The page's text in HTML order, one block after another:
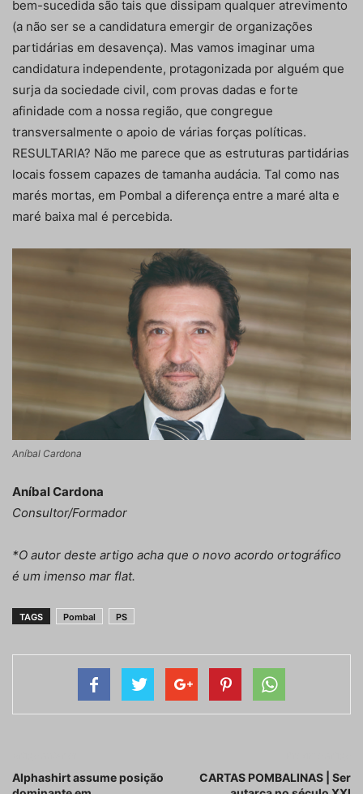
bem-sucedida são tais que dissipam qualquer atrevimento
(a não ser se a candidatura emergir de organizações
partidárias em desavença). Mas vamos imaginar uma
candidatura independente, protagonizada por alguém que
surja da sociedade civil, com provas dadas e forte
afinidade com a nossa região, que congregue
transversalmente o apoio de várias forças políticas.
RESULTARIA? Não me parece que as estruturas partidárias
locais fossem capazes de tamanha audácia. Tal como nas
marés mortas, em Pombal a diferença entre a maré alta e
maré baixa mal é percebida.
Aníbal Cardona
Aníbal Cardona
Consultor/Formador
*O autor deste artigo acha que o novo acordo ortográfico
é um imenso mar flat.
TAGS Pombal PS
Alphashirt assume posição
CARTAS POMBALINAS | Ser